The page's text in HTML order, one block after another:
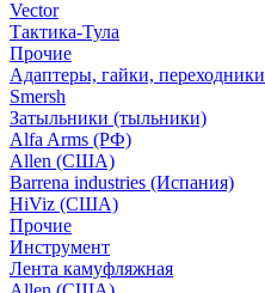
Vector
Тактика-Тула
Прочие
Адаптеры, гайки, переходники
Smersh
Затыльники (тыльники)
Alfa Arms (РФ)
Allen (США)
Barrena industries (Испания)
HiViz (США)
Прочие
Инструмент
Лента камуфляжная